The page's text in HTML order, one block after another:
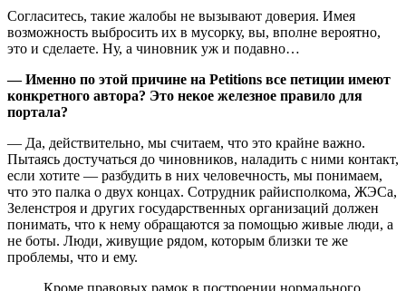
Согласитесь, такие жалобы не вызывают доверия. Имея
возможность выбросить их в мусорку, вы, вполне вероятно,
это и сделаете. Ну, а чиновник уж и подавно…
— Именно по этой причине на Petitions все петиции имеют
конкретного автора? Это некое железное правило для
портала?
— Да, действительно, мы считаем, что это крайне важно.
Пытаясь достучаться до чиновников, наладить с ними контакт,
если хотите — разбудить в них человечность, мы понимаем,
что это палка о двух концах. Сотрудник райисполкома, ЖЭСа,
Зеленстроя и других государственных организаций должен
понимать, что к нему обращаются за помощью живые люди, а
не боты. Люди, живущие рядом, которым близки те же
проблемы, что и ему.
Кроме правовых рамок в построении нормального